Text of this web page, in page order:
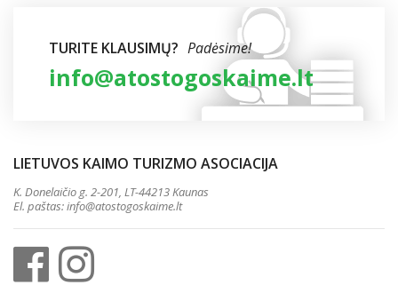
TURITE KLAUSIMŲ? Padėsime!
info@atostogoskaime.lt
LIETUVOS KAIMO TURIZMO ASOCIACIJA
K. Donelaičio g. 2-201, LT-44213 Kaunas
El. paštas:info@atostogoskaime.lt